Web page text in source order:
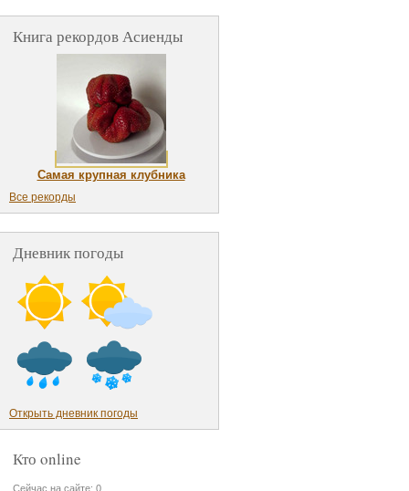
Книга рекордов Асиенды
Самая крупная клубника
Все рекорды
Дневник погоды
Открыть дневник погоды
Кто online
Сейчас на сайте: 0